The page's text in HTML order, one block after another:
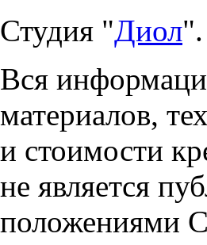
Студия "Диол".
Вся
материалов,
и стоимости
не является
положениями